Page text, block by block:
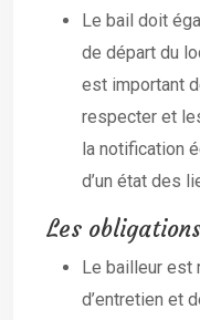
Le bail doit
de départ du
est important
respecter et
la notification
d’un état des
Les
Le bailleur est
d’entretien et